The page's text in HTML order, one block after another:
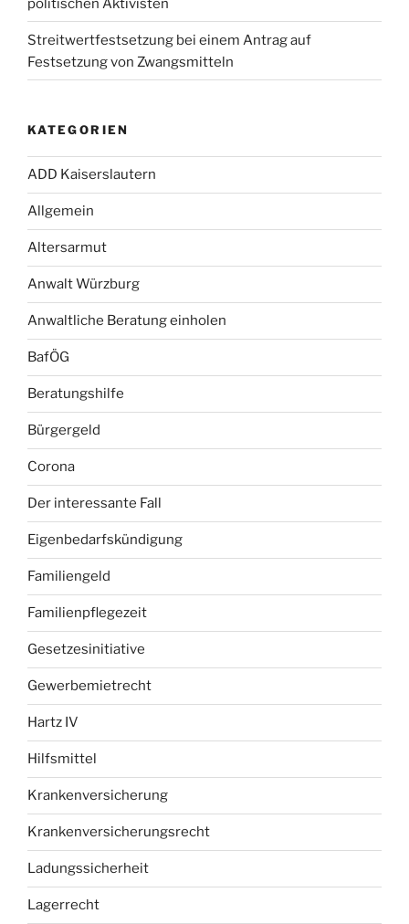
politischen Aktivisten
Streitwertfestsetzung bei einem Antrag auf
Festsetzung von Zwangsmitteln
KATEGORIEN
ADD Kaiserslautern
Allgemein
Altersarmut
Anwalt Würzburg
Anwaltliche Beratung einholen
BafÖG
Beratungshilfe
Bürgergeld
Corona
Der interessante Fall
Eigenbedarfskündigung
Familiengeld
Familienpflegezeit
Gesetzesinitiative
Gewerbemietrecht
Hartz IV
Hilfsmittel
Krankenversicherung
Krankenversicherungsrecht
Ladungssicherheit
Lagerrecht